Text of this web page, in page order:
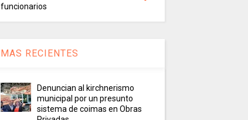
funcionarios
MAS RECIENTES
Denuncian al kirchnerismo
municipal por un presunto
sistema de coimas en Obras